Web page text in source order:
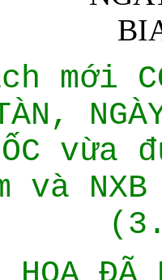
mới CÓ
và